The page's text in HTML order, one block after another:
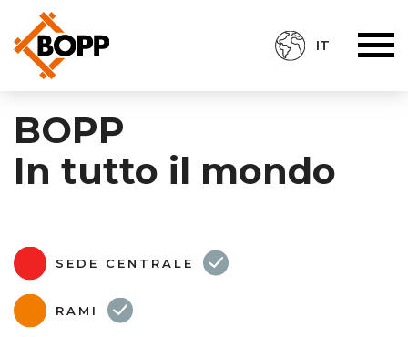
IT
BOPP
In tutto il mondo
SEDE CENTRALE
RAMI